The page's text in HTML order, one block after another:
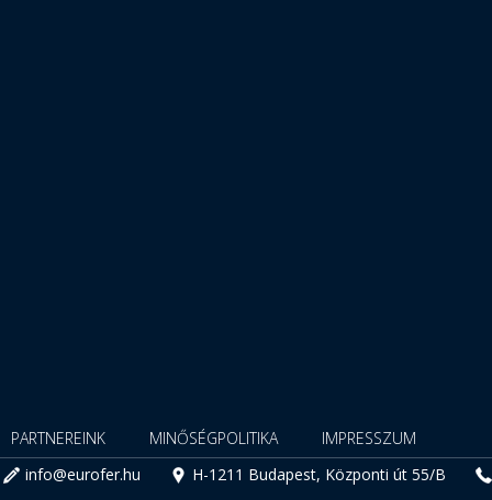
PARTNEREINK MINŐSÉGPOLITIKA
IMPRESSZUM
info@eurofer.hu
H-1211 Budapest, Központi út 55/B